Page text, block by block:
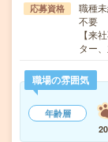
応募資格
職種
不要
【来
ター
職場の雰囲気
年齢層